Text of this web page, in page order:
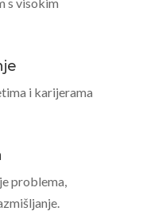
i karijerama
problema,